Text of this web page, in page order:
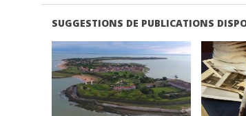
SUGGESTIONS DE PUBLICATIONS
LIRE LA
SUITE...